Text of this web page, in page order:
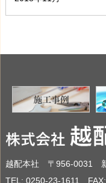
越配本社 〒956-0031
TEL: 0250-23-1611